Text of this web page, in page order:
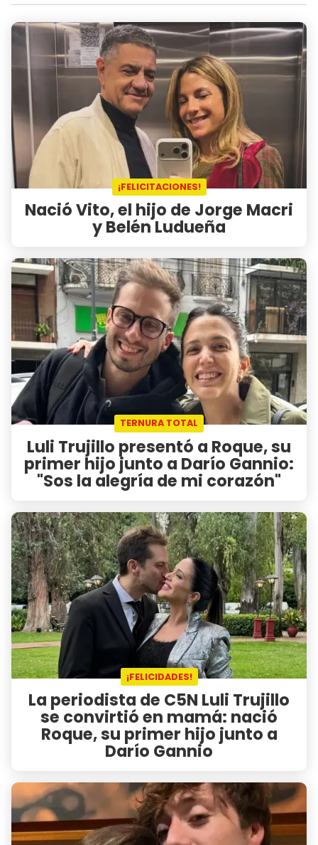
¡FELICITACIONES!
Nació Vito, el hijo de Jorge Macri
y Belén Ludueña
TERNURA TOTAL
Luli Trujillo presentó a Roque, su
primer hijo junto a Darío Gannio:
"Sos la alegría de mi corazón"
¡FELICIDADES!
La periodista de C5N Luli Trujillo
se convirtió en mamá: nació
Roque, su primer hijo junto a
Darío Gannio